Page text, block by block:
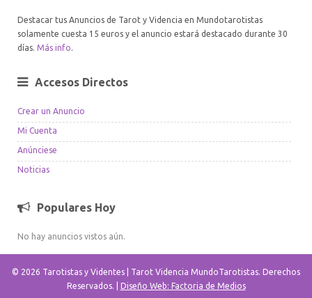
Destacar tus Anuncios de Tarot y Videncia en Mundotarotistas
solamente cuesta 15 euros y el anuncio estará destacado durante 30
días. Más info
Accesos Directos
Crear un Anuncio
Mi Cuenta
Anúnciese
Noticias
Populares Hoy
No hay anuncios vistos aún.
© 2026 Tarotistas y Videntes | Tarot Videncia MundoTarotistas. Derechos
Reservados. | Diseño Web: Factoria de Medios